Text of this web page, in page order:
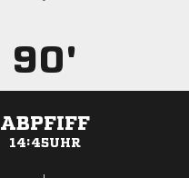
90'
ABPFIFF
14:45UHR